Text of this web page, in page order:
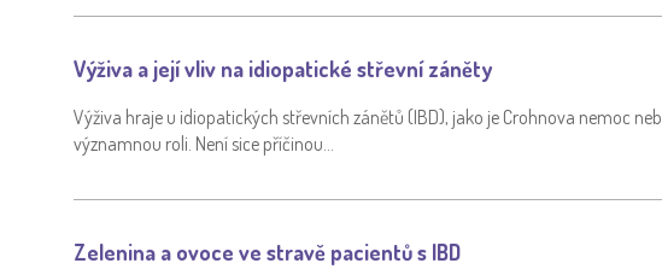
Výživa a její vliv na idiopatické střevní záněty
Výživa hraje u idiopatických střevních zánětů (IBD), jako je Crohnova nemoc
významnou roli. Není sice příčinou…
Zelenina a ovoce ve stravě pacientů s IBD